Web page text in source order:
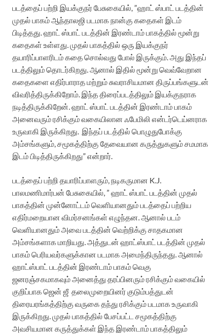
படத்தைப் பற்றி இயக்குநர் பேசுகையில், ”ஹாட் ஸ்பாட் படத்தின்
முதல் பாகம் ஆந்தாலஜி படமாக நான்கு கதைகள் இடம்
பிடித்தது. ஹாட் ஸ்பாட் படத்தின் இரண்டாம் பாகத்தில் மூன்று
கதைகள் உள்ளது. முதல் பாகத்தில் ஒரு இயக்குநர்
தயாரிப்பாளரிடம் கதை சொல்வது போல் இருக்கும். அது இந்தப்
படத்திலும் தொடர்கிறது. ஆனால் இதில் மூன்று வெவ்வேறான
கதைகளை எதிர்பாராத மற்றும் சுவராசியமான திருப்பங்களுடன்
விவரித்திருக்கிறோம். இந்த திரைப்படத்திலும் இயக்குநராக
நடித்திருக்கிறேன். ஹாட் ஸ்பாட் படத்தின் இரண்டாம் பாகம்
அனைவரும் ரசிக்கும் வகையிலான ஃபேமிலி என்டர்டெய்னராக
உருவாகி இருக்கிறது. இந்தப் படத்தில் பொழுதுபோக்கு
அம்சங்களும், சமூகத்திற்கு தேவையான கருத்துகளும் சமமாக
இடம் பிடித்திருக்கிறது” என்றார்.
படத்தைப் பற்றி தயாரிப்பாளரும், நடிகருமான K.J.
பாலமணிமார்பன் பேசுகையில், ” ஹாட் ஸ்பாட் படத்தின் முதல்
பாகத்தின் முன்னோட்டம் வெளியானதும் படத்தைப் பற்றிய
எதிர்மறையான விமர்சனங்கள் எழுந்தன. ஆனால் படம்
வெளியானதும் அவை படத்தின் வெற்றிக்கு சாதகமான
அம்சங்களாக மாறியது. அத்துடன் ஹாட்ஸ்பாட் படத்தின் முதல்
பாகம் பெரியவர்களுக்கான படமாக அமைந்திருந்தது. ஆனால்
ஹாட்ஸ்பாட் படத்தின் இரண்டாம் பாகம் வெகு
ஜனரஞ்சகமாகவும் அனைத்து தரப்பினரும் ரசிக்கும் வகையில்
குறிப்பாக ஜென் ஜீ தலைமுறையினர் குடும்பத்துடன்
திரையரங்கத்திற்கு வருகை தந்து ரசிக்கும் படமாக உருவாகி
இருக்கிறது. முதல் பாகத்தில் பேசப்பட்ட சமூகத்திற்கு
அவசியமான கருத்துக்கள் இந்த இரண்டாம் பாகத்திலும்